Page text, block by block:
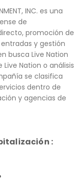
INC. es una
de
promoción de
y gestión
busca Live Nation
Nation o análisis
se clasifica
dentro de
y agencias de
: